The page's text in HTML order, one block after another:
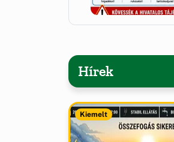
Hírek
Kiemelt